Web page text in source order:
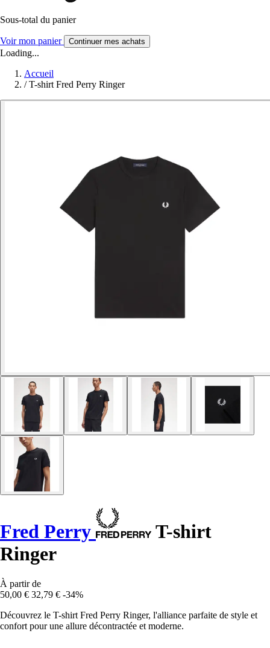
Sous-total du panier
Voir mon panier Continuer mes achats
Loading...
Accueil
/ T-shirt Fred Perry Ringer
Fred Perry
T-shirt
Ringer
À partir de
50,00 € 32,79 € -34%
Découvrez le T-shirt Fred Perry Ringer, l'alliance parfaite de style et
confort pour une allure décontractée et moderne.